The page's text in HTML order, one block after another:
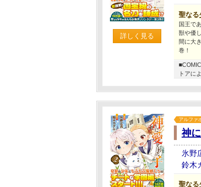
詳しく見る
聖なる
国王で
獣や優
間に大
巻！
トアに
アルファ
神
氷野
鈴木
聖なる